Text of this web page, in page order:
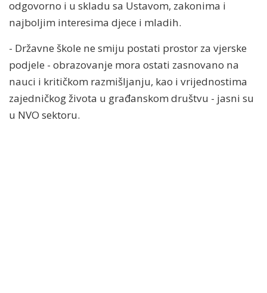
odgovorno i u skladu sa Ustavom, zakonima i
najboljim interesima djece i mladih.
- Državne škole ne smiju postati prostor za vjerske
podjele - obrazovanje mora ostati zasnovano na
nauci i kritičkom razmišljanju, kao i vrijednostima
zajedničkog života u građanskom društvu - jasni su
u NVO sektoru.